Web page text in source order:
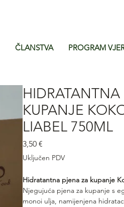
ČLANSTVA PROGRAM
KUPANJE
LIABEL 750ML
3,50 €
Uključen PDV
Hidratantna pjena za kupanje
Njegujuća pjena za kupanje s
monoi ulja, namijenjena